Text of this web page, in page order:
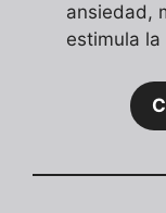
ansiedad,
estimula